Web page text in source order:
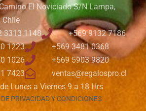
El Noviciado S/N Lampa,
Chile
3313 1148
+569 9132 7186
1223
+569 3481 0368
1026
+569 5903 9820
7423
ventas@regalospro.cl
Lunes a Viernes 9 a 18 Hrs
PRIVACIDAD Y CONDICIONES